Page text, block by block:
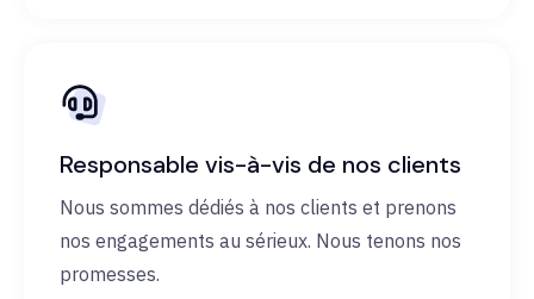
Responsable vis-à-vis de nos clients
Nous sommes dédiés à nos clients et prenons
nos engagements au sérieux. Nous tenons nos
promesses.